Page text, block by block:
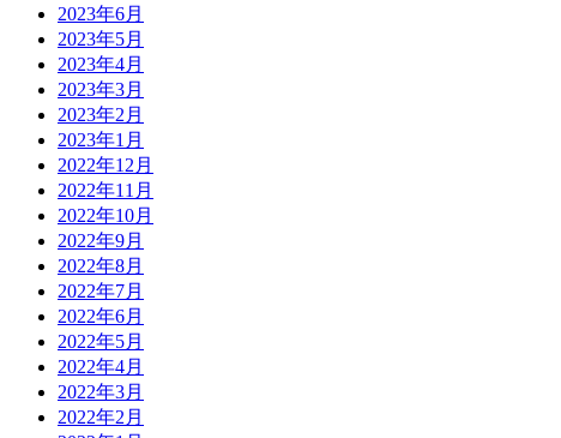
2023年6月
2023年5月
2023年4月
2023年3月
2023年2月
2023年1月
2022年12月
2022年11月
2022年10月
2022年9月
2022年8月
2022年7月
2022年6月
2022年5月
2022年4月
2022年3月
2022年2月